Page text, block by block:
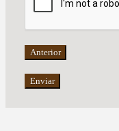
Anterior
Enviar